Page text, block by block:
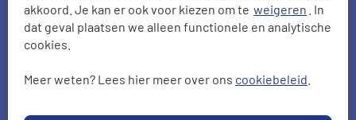
akkoord. Je kan er ook voor kiezen om te weigeren . In
dat geval plaatsen we alleen functionele en analytische
cookies.
Meer weten? Lees hier meer over ons cookiebeleid
onze klanten met internet en tv vergelijken.
Duidelijkheid Aanbevelen